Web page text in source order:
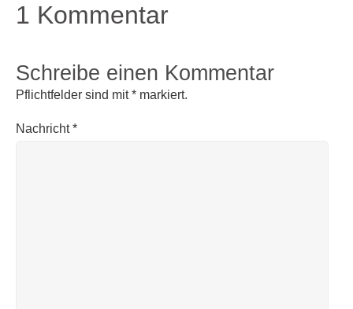
1 Kommentar
Schreibe einen Kommentar
Pflichtfelder sind mit* markiert.
Nachricht*